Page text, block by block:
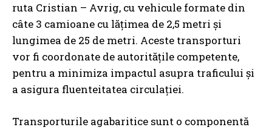
ruta Cristian – Avrig, cu vehicule formate din
câte 3 camioane cu lățimea de 2,5 metri și
lungimea de 25 de metri. Aceste transporturi
vor fi coordonate de autoritățile competente,
pentru a minimiza impactul asupra traficului și
a asigura fluenteitatea circulației.
Transporturile agabaritice sunt o componentă